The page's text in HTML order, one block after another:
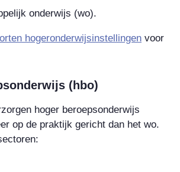
onderwijs (wo).
hogeronderwijsinstellingen voor
(hbo)
hoger beroepsonderwijs
op de praktijk gericht dan het wo.